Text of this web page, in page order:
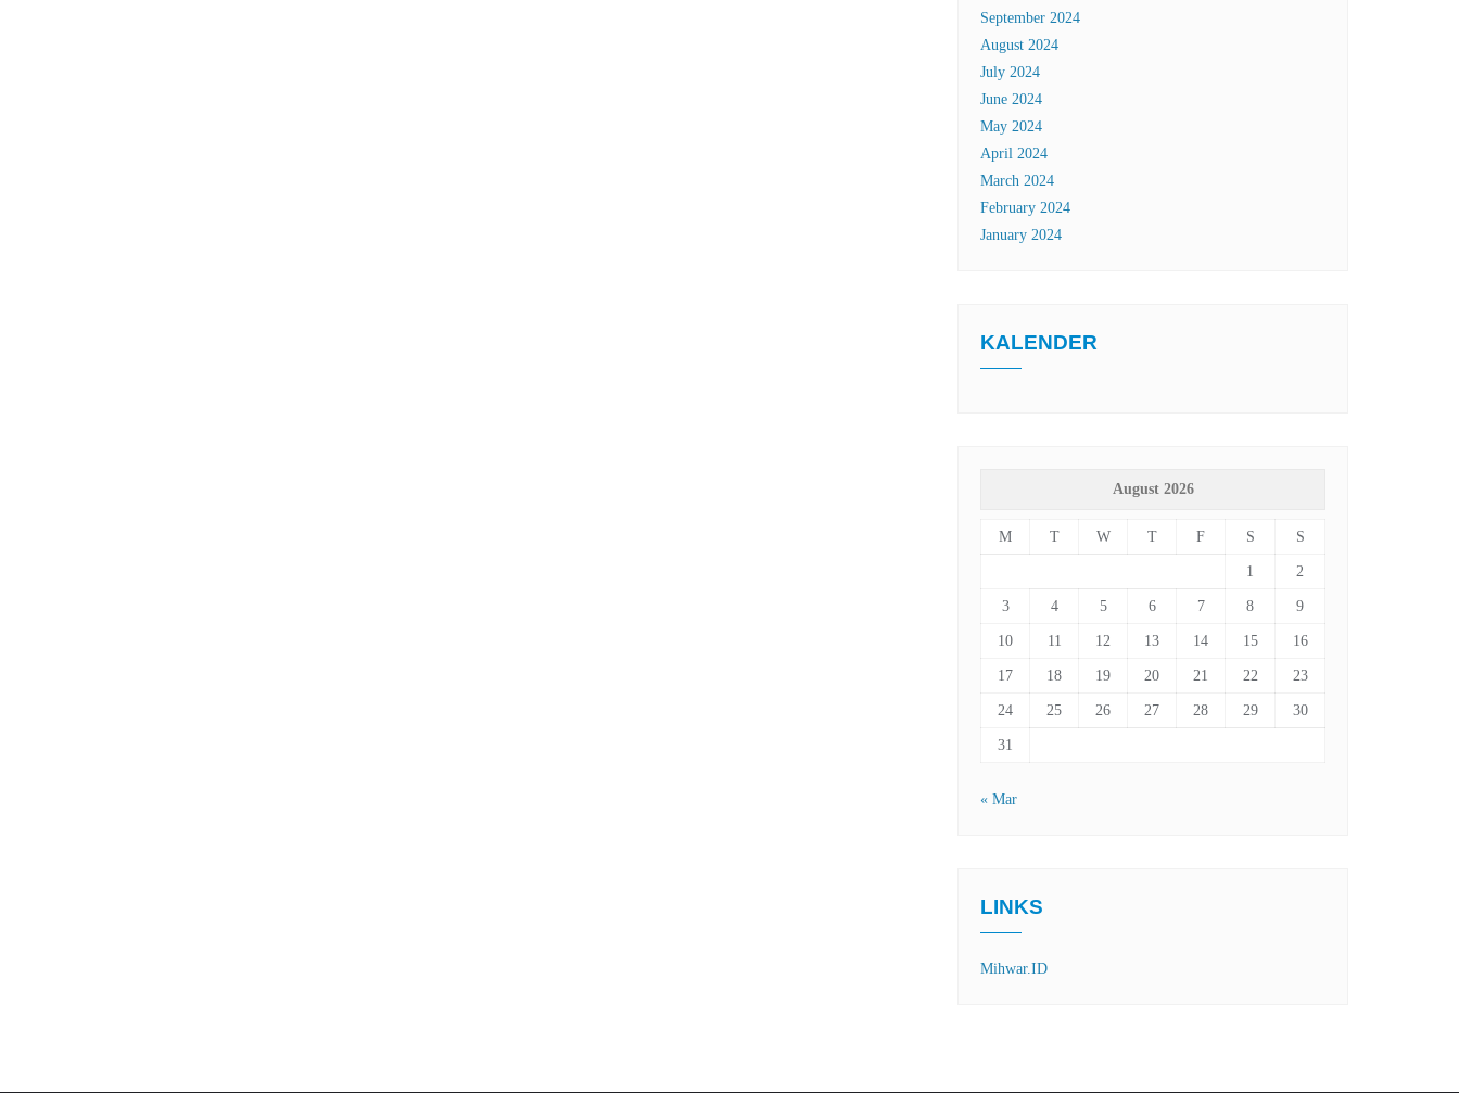
September 2024
August 2024
July 2024
June 2024
May 2024
April 2024
March 2024
February 2024
January 2024
KALENDER
August 2026
M T W T F S S
1 2
3 4 5 6 7 8 9
10 11 12 13 14 15 16
17 18 19 20 21 22 23
24 25 26 27 28 29 30
31
« Mar
LINKS
Mihwar.ID